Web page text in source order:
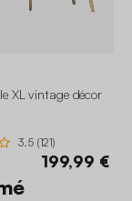
XL vintage décor
3.5 (121)
199,99 €